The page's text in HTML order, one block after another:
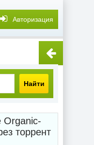
Авторизация
Найти
Organic-
торрент